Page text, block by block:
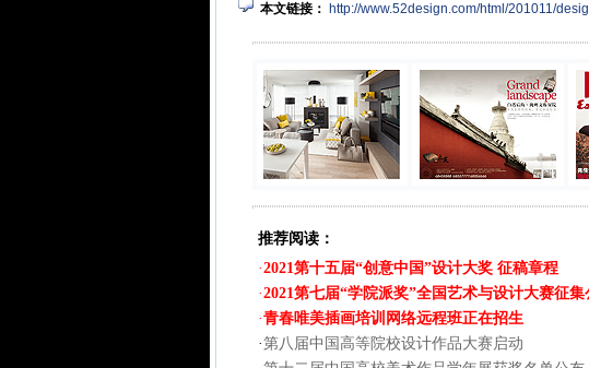
本文链接：
http://www.52design.com/html/201011/
推荐阅读：
·2021第十五届“创意中国”设计大奖 征稿章程
·2021第七届“学院派奖”全国艺术与设计大赛征集
·青春唯美插画培训网络远程班正在招生
·第八届中国高等院校设计作品大赛启动